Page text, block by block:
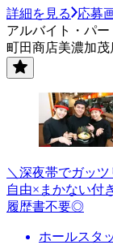
詳細を見る
応募
アルバイト・パー
町田商店美濃加茂
＼深夜帯でガッ
自由×まかない付
履歴書不要◎
ホールスタ